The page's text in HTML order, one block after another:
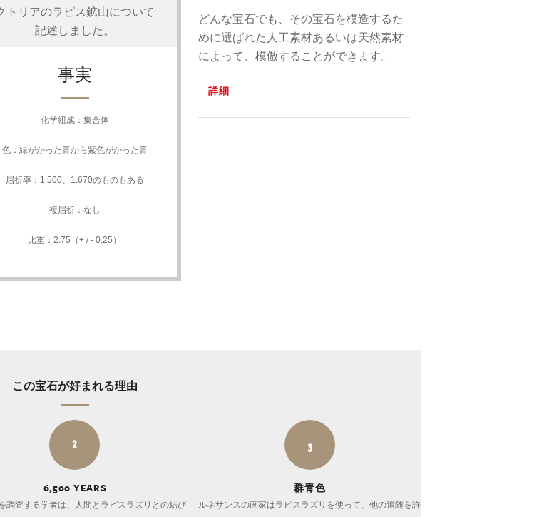
トリアのラピス鉱山について
記述しました。
事実
化学組成：集合体
色：緑がかった青から紫色がかった青
屈折率：1.500、1.670のものもある
複屈折：なし
比重：2.75（+ / - 0.25）
どんな宝石でも、その宝石を模造するた
めに選ばれた人工素材あるいは天然素材
によって、模倣することができます。
詳細
この宝石が好まれる理由
2
6,500 YEARS
調査する学者は、人間とラピスラズリとの結び
3
群青色
ルネサンスの画家はラピスラズリを使って、他の追随を許